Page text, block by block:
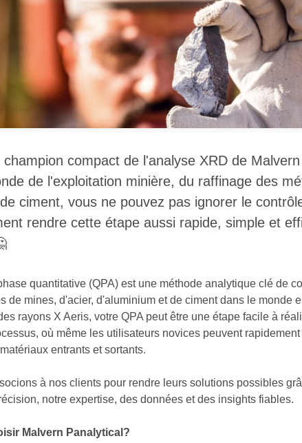
compact de l'analyse XRD de
de l'exploitation minière, du raffinage des
ciment, vous ne pouvez pas ignorer le
rendre cette étape aussi rapide, simple et
quantitative (QPA) est une méthode analytique clé de
de mines, d'acier, d'aluminium et de ciment dans le monde
rayons X Aeris, votre QPA peut être une étape facile à
où même les utilisateurs novices peuvent
entrants et sortants.
à nos clients pour rendre leurs solutions possibles
notre expertise, des données et des insights fiables.
Malvern Panalytical?